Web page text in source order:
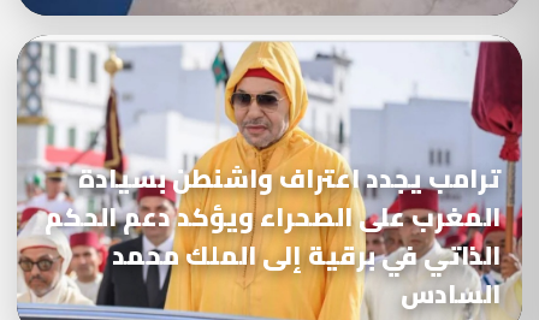
ترامب يجدد اعتراف واشنطن بسيادة
المغرب على الصحراء ويؤكد دعم الحكم
الذاتي في برقية إلى الملك محمد
السادس